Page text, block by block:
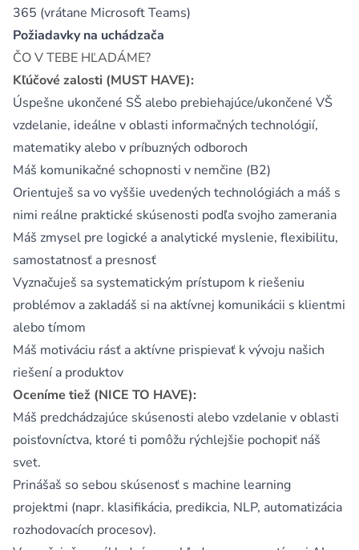
365 (vrátane Microsoft Teams)
Požiadavky na uchádzača
ČO V TEBE HĽADÁME?
Kľúčové zalosti (MUST HAVE):
Úspešne ukončené SŠ alebo prebiehajúce/ukončené VŠ
vzdelanie, ideálne v oblasti informačných technológií,
matematiky alebo v príbuzných odboroch
Máš komunikačné schopnosti v nemčine (B2)
Orientuješ sa vo vyššie uvedených technológiách a máš s
nimi reálne praktické skúsenosti podľa svojho zamerania
Máš zmysel pre logické a analytické myslenie, flexibilitu,
samostatnosť a presnosť
Vyznačuješ sa systematickým prístupom k riešeniu
problémov a zakladáš si na aktívnej komunikácii s klientmi
alebo tímom
Máš motiváciu rásť a aktívne prispievať k vývoju našich
riešení a produktov
Oceníme tiež (NICE TO HAVE):
Máš predchádzajúce skúsenosti alebo vzdelanie v oblasti
poisťovníctva, ktoré ti pomôžu rýchlejšie pochopiť náš
svet.
Prinášaš so sebou skúsenosť s machine learning
projektmi (napr. klasifikácia, predikcia, NLP, automatizácia
rozhodovacích procesov).